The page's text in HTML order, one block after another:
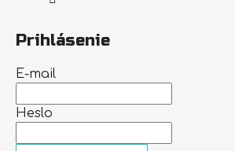
Prihlásenie
E-mail
Heslo